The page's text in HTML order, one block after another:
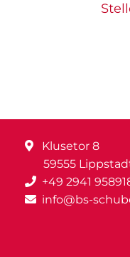
Klusetor 8
59555
+49 2941
info@bs-